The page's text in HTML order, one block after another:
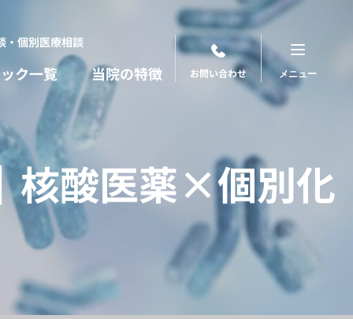
・個別医療相談
ク一覧 当院の特徴 お問い合わせ
核酸医薬×個別化